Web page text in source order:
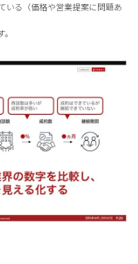
いる（価格や営業提案に問題あ